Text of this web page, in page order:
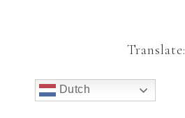
Translate:
Dutch